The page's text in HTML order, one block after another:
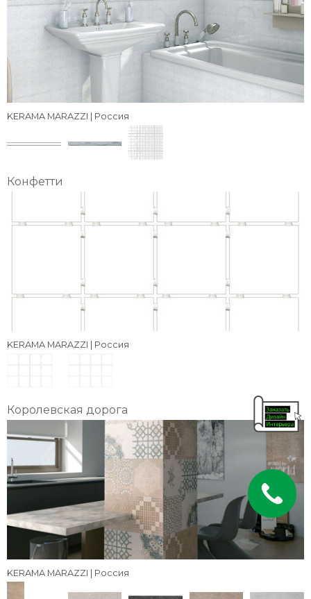
KERAMA MARAZZI | Россия
Конфетти
KERAMA MARAZZI | Россия
Королевская дорога
KERAMA MARAZZI | Россия